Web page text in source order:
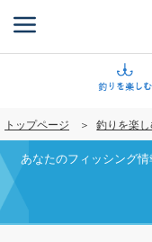
ン
に
移
動
釣りを楽しむ
トップページ 釣りを楽
あなたのフィッシング